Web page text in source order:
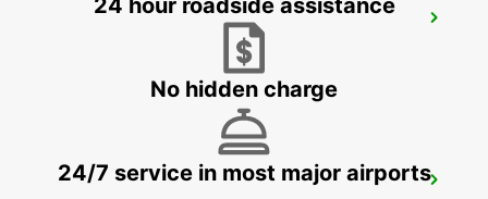
MARBURG
24 hour roadside assistance
No hidden charge
24/7 service in most major airports